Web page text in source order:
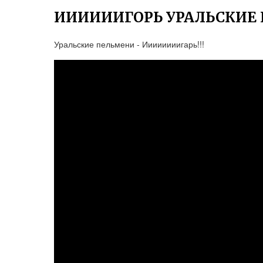
ИИИИИИГОРЬ
Уральские пельмени - Иииииииигарь!!!